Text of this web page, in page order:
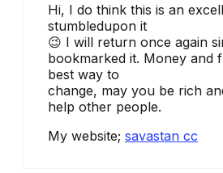
Hi, I do think this is an
stumbledupon it
😉 I will return once again
bookmarked it. Money and
best way to
change, may you be rich
help other people.
My website; savastan cc